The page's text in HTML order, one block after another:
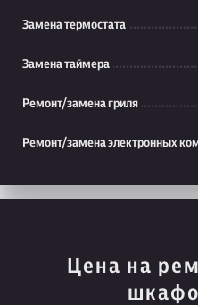
Замена термостата
Замена таймера
Ремонт/замена гриля
Ремонт/замена электронных
Цена на